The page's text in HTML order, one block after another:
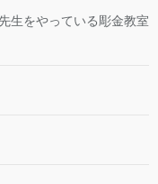
生をやっている彫金教室